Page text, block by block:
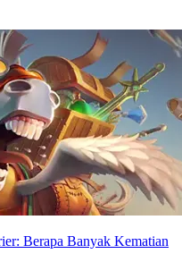
Berapa Banyak Kematian